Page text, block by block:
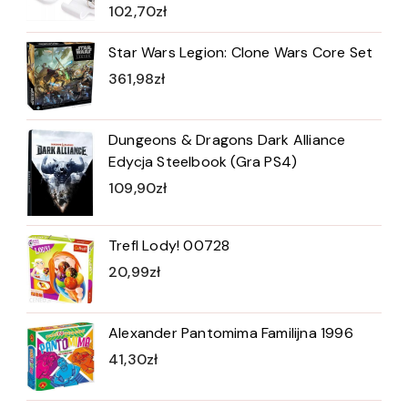
102,70zł
Star Wars Legion: Clone Wars Core Set
361,98zł
Dungeons & Dragons Dark Alliance
Edycja Steelbook (Gra PS4)
109,90zł
Trefl Lody! 00728
20,99zł
Alexander Pantomima Familijna 1996
41,30zł